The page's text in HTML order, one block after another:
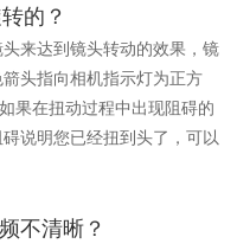
的？
来达到镜头转动的效果，镜
头指向相机指示灯为正方
果在扭动过程中出现阻碍的
说明您已经扭到头了，可以
不清晰？